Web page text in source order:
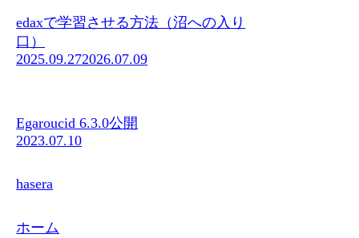
edaxで学習させる方法（沼への入り
口）
2025.09.272026.07.09
Egaroucid 6.3.0公開
2023.07.10
hasera
ホーム